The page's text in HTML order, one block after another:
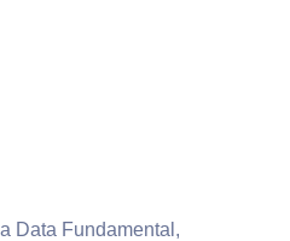
Data Fundamental,